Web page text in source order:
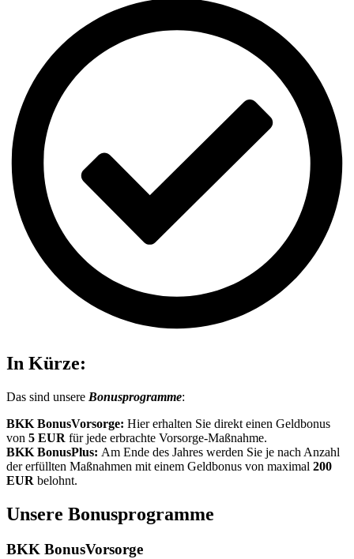
In Kürze:
Das sind unsere Bonusprogramme:
BKK BonusVorsorge: Hier erhalten Sie direkt einen Geldbonus
von 5 EUR für jede erbrachte Vorsorge-Maßnahme.
BKK BonusPlus: Am Ende des Jahres werden Sie je nach Anzahl
der erfüllten Maßnahmen mit einem Geldbonus von maximal 200
EUR belohnt.
Unsere Bonusprogramme
BKK BonusVorsorge